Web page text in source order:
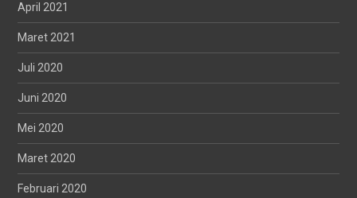
April 2021
Maret 2021
Juli 2020
Juni 2020
Mei 2020
Maret 2020
Februari 2020